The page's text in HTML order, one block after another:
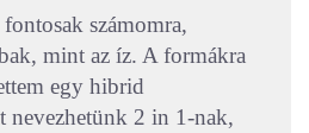
számomra,
mint az íz. A formákra
egy hibrid
nevezhetünk 2 in 1-nak,